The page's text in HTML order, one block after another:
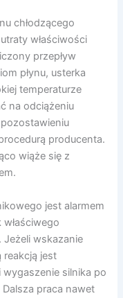
chłodzącego
właściwości
przepływ
płynu, usterka
temperaturze
na odciążeniu
producenta.
wiąże się z
jest alarmem
Jeżeli wskazanie
reakcją jest
silnika po
praca nawet